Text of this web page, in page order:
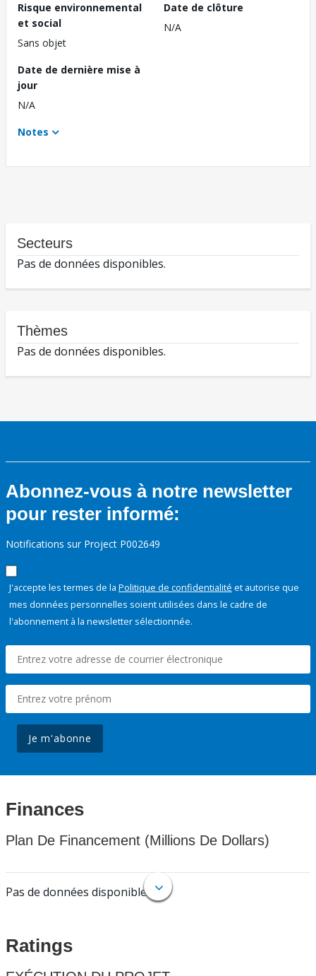
Risque environnemental
et social
Sans objet
Date de clôture
N/A
Date de dernière mise à
jour
N/A
Notes
Secteurs
Pas de données disponibles.
Thèmes
Pas de données disponibles.
Abonnez-vous à notre newsletter
pour rester informé:
Notifications sur Project P002649
J'accepte les termes de la Politique de confidentialité et autorise que
mes données personnelles soient utilisées dans le cadre de
l'abonnement à la newsletter sélectionnée.
Je m'abonne
Finances
Plan De Financement (Millions De Dollars)
Pas de données disponibles.
Ratings